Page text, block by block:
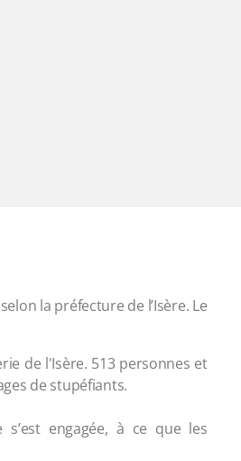
la préfecture de l’Isère. Le
de l'Isère. 513 personnes et
de stupéfiants.
engagée, à ce que les